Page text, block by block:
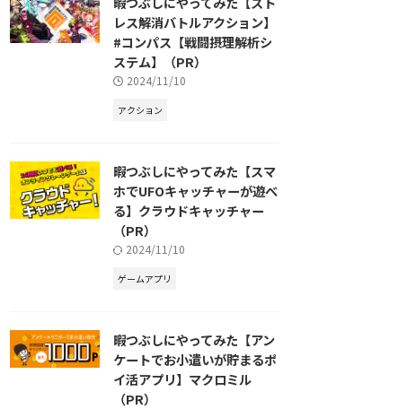
レス解消バトルアクション】
#コンパス【戦闘摂理解析シ
ステム】（PR）
2024/11/10
アクション
暇つぶしにやってみた【スマ
ホでUFOキャッチャーが遊べ
る】クラウドキャッチャー
（PR）
2024/11/10
ゲームアプリ
暇つぶしにやってみた【アン
ケートでお小遣いが貯まるポ
イ活アプリ】マクロミル
（PR）